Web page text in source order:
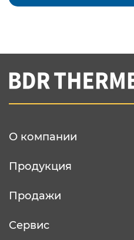
Подтвердить e-mail
Вы соглашаетесь с
конфеденциальности
О компании
Продукция
Продажи
Сервис